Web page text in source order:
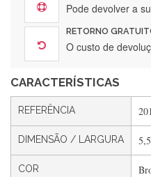
Pode devolver a
RETORNO
O custo de
CARACTERÍSTICAS
REFERÊNCIA
DIMENSÃO / LARGURA
COR
Gostei ,Serviço
Rápido, atendimento 5*.
feita de